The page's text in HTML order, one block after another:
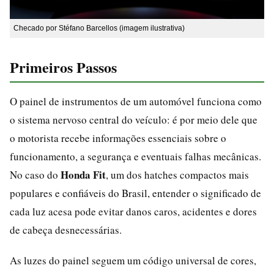
Checado por Stéfano Barcellos (imagem ilustrativa)
Primeiros Passos
O painel de instrumentos de um automóvel funciona como
o sistema nervoso central do veículo: é por meio dele que
o motorista recebe informações essenciais sobre o
funcionamento, a segurança e eventuais falhas mecânicas.
No caso do Honda Fit, um dos hatches compactos mais
populares e confiáveis do Brasil, entender o significado de
cada luz acesa pode evitar danos caros, acidentes e dores
de cabeça desnecessárias.
As luzes do painel seguem um código universal de cores,